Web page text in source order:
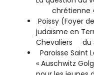
chrétienne
Poissy (Foyer
judaïsme en
Chevaliers du
Paroisse Saint
« Auschwitz